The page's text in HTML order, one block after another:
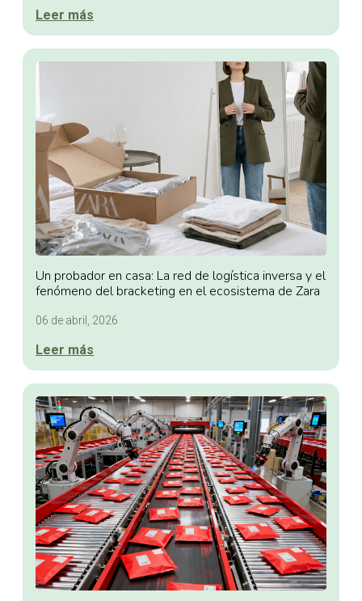
Leer más
Un probador en casa: La red de logística inversa y el
fenómeno del bracketing en el ecosistema de Zara
06 de abril, 2026
Leer más